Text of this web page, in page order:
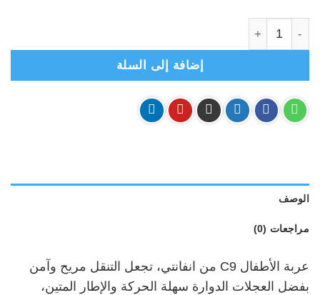
كمية انفانتي- عربة الشارع INFANTI C9 - فوشي
إضافة إلى السلة
الوصف
مراجعات (0)
عربة الأطفال C9 من انفانتي، تجعل التنقل مريح وآمن
بفضل العجلات الدوارة سهلة الحركة والإطار المتين،